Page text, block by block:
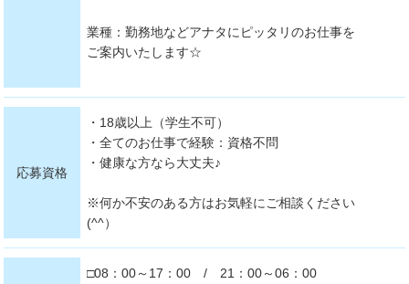
業種：勤務地などアナタにピッタリのお仕事を
ご案内いたします☆
応募資格
・18歳以上（学生不可）
・全てのお仕事で経験：資格不問
・健康な方なら大丈夫♪
※何か不安のある方はお気軽にご相談ください
(^^）
□08：00～17：00 / 21：00～06：00